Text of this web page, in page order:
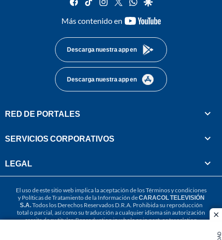
Más contenido en
youtube-
Descarga nuestra app en
Descarga nuestra app en
RED DE PORTALES
SERVICIOS CORPORATIVOS
LEGAL
El uso de este sitio web implica la aceptación de losTérminos y condiciones
y Políticas de Tratamiento de la Información deCARACOL TELEVISIÓN
S.A.Todos los Derechos Reservados D.R.A. Prohibida su reproducción
total o parcial, así como su traducción a cualquier idioma sin autorización
escrita de su titular. Reproduction in whole or in part, or translation